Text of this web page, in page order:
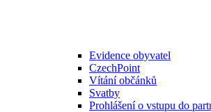
Evidence obyvatel
CzechPoint
Vítání občánků
Svatby
Prohlášení o vstupu do